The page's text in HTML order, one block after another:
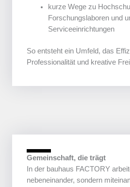
kurze Wege zu
Forschungslaboren und
Serviceeinrichtungen
So entsteht ein Umfeld, das
Professionalität und kreative
Gemeinschaft, die trägt
In der bauhaus FACTORY
nebeneinander, sondern